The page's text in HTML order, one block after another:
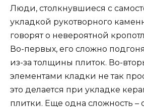
Люди, столкнувшиеся с
укладкой рукотворного
говорят о невероятной
Во-первых, его сложно
из-за толщины плиток. Во-
элементами кладки не так
это делается при укладке
плитки. Еще одна сложность –